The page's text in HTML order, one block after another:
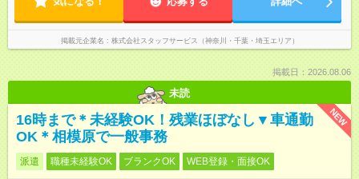
掲載元企業名 株式会社スタッフサービス（神奈川・千葉・埼玉エリア）
掲載日：2026.08.06
未読
NEW
16時まで＊未経験OK！残業ほぼなし▼車通勤
OK＊相模原で一般事務
派遣 職種未経験OK ブランクOK WEB登録・面接OK